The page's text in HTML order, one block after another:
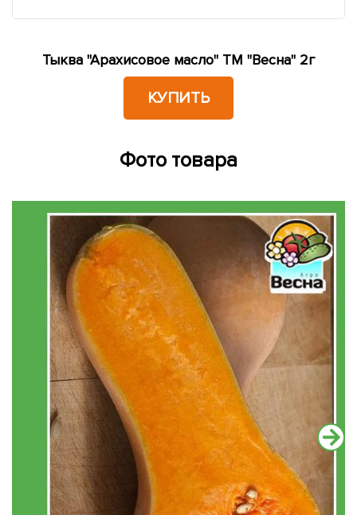
Тыква "Арахисовое масло" ТМ "Весна" 2г
КУПИТЬ
Фото товара